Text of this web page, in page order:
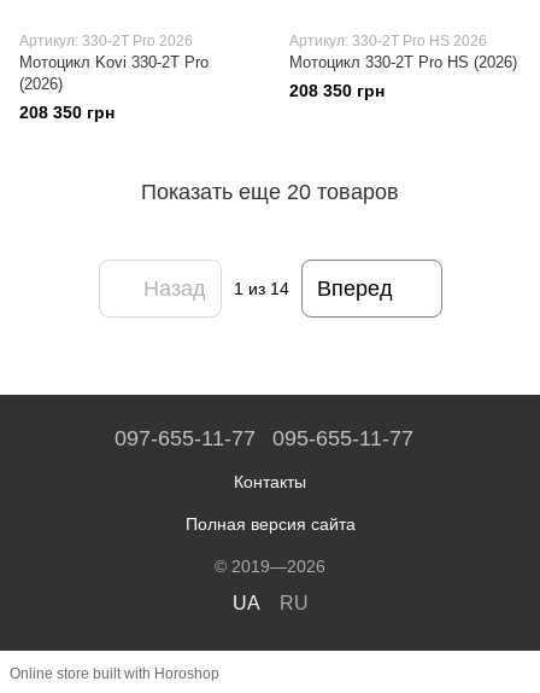
Артикул: 330-2T Pro 2026
Мотоцикл Kovi 330-2T Pro
(2026)
208 350 грн
Артикул: 330-2T Pro HS 2026
Мотоцикл 330-2T Pro HS (2026)
208 350 грн
Показать еще 20 товаров
Назад 1 из 14 Вперед
097-655-11-77 095-655-11-77
Контакты
Полная версия сайта
© 2019—2026
UA RU
Online store built with Horoshop